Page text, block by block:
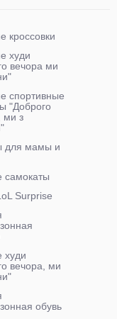
кроссовки
худи
вечора ми
спортивные
"Доброго
ми з
для мамы и
самокаты
Surprise
худи
вечора, ми
обувь